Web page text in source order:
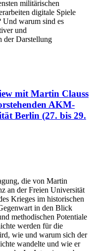
militärischen
digitale Spiele
Und warum sind es
und
der Darstellung
mit Martin Clauss
AKM-
Berlin (27. bis 29.
die von Martin
an der Freien Universität
Krieges im historischen
in den Blick
methodischen Potentiale
werden für die
wie und warum sich der
wandelte und wie er